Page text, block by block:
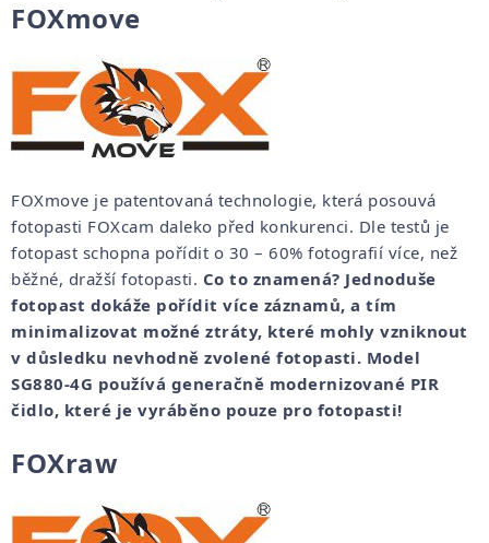
FOXmove
FOXmove je patentovaná technologie, která posouvá
fotopasti FOXcam daleko před konkurenci. Dle testů je
fotopast schopna pořídit o 30 – 60% fotografií více, než
běžné, dražší fotopasti. Co to znamená? Jednoduše
fotopast dokáže pořídit více záznamů, a tím
minimalizovat možné ztráty, které mohly vzniknout
v důsledku nevhodně zvolené fotopasti. Model
SG880-4G používá generačně modernizované PIR
čidlo, které je vyráběno pouze pro fotopasti!
FOXraw